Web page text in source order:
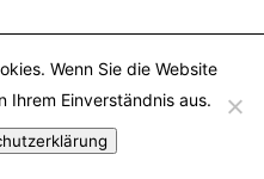
Wenn Sie die Website
Ihrem Einverständnis aus.